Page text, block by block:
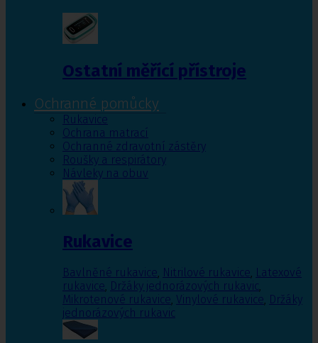
Ostatní měřící přístroje
Ochranné pomůcky
Rukavice
Ochrana matrací
Ochranné zdravotní zástěry
Roušky a respirátory
Návleky na obuv
Rukavice
Bavlněné rukavice, Nitrilové rukavice, Latexové
rukavice, Držáky jednorázových rukavic,
Mikrotenové rukavice, Vinylové rukavice, Držáky
jednorázových rukavic